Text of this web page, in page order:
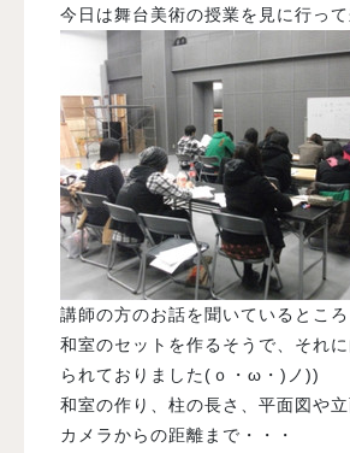
学校情報
オープンキャンパス
訪問者別メニュー
今日は舞台美術の授業を見に行っ
講師の方のお話を聞いているところ
和室のセットを作るそうで、それ
られておりました(ｏ・ω・)ノ))
和室の作り、柱の長さ、平面図や立
カメラからの距離まで・・・